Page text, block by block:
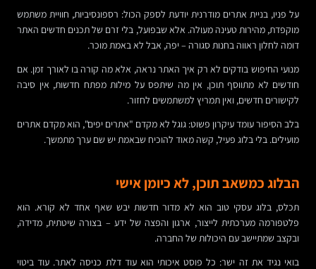
על פניו, בניית אתרים מודרנית יודעת לספק הכול: רספונסיביות, חוויית משתמש
מוקפדת, מהירות טעינה מעולה. אלא שבפועל, בלי זרם של תכנים חדשים האתר
דומה לחלון ראווה בחנות סגורה – יפה, אבל לא באמת מוכר.
מנועי החיפוש בודקים לא רק איך האתר נראה, אלא מה קורה בו לאורך זמן. אם
חודשים לא מתווסף תוכן, אין מה שיתפס על מילות מפתח חדשות, אין סיבה
לקישורים חדשים, ואין תמריץ למשתמשים לחזור.
בלב הסיפור עומד עיקרון פשוט: גוגל לא מקדם "אתרים יפים", הוא מקדם אתרים
מועילים. בלי בלוג פעיל, קשה מאוד להוכיח שבאמת יש שם ערך מתמשך.
הבלוג כמשאב תוכן, לא כיומן אישי
תכלס, בלוג עסקי טוב הוא לא מדור חדשות יבש שאף אחד לא קורא. הוא
פלטפורמה מערכתית לייצור, ארגון והפצה של ידע – בצורה שיטתית, מדידה,
ובקצב שמתיישב עם היכולות של החברה.
בואי נגיד את זה ישר: כל פוסט איכותי הוא עוד דלת כניסה לאתר. עוד ביטוי